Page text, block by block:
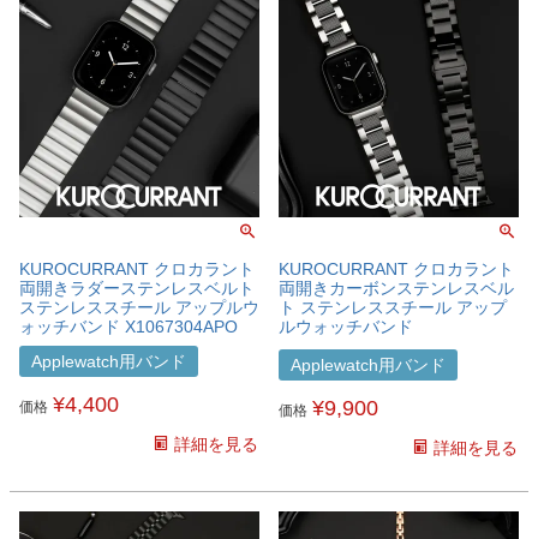
KUROCURRANT クロカラント
両開きラダーステンレスベルト
ステンレススチール アップルウ
ォッチバンド X1067304APO
Applewatch用バンド
価格 ¥4,400
詳細を見る
KUROCURRANT クロカラント
両開きカーボンステンレスベル
ト ステンレススチール アップ
ルウォッチバンド
X1064304APO
Applewatch用バンド
価格 ¥9,900
詳細を見る